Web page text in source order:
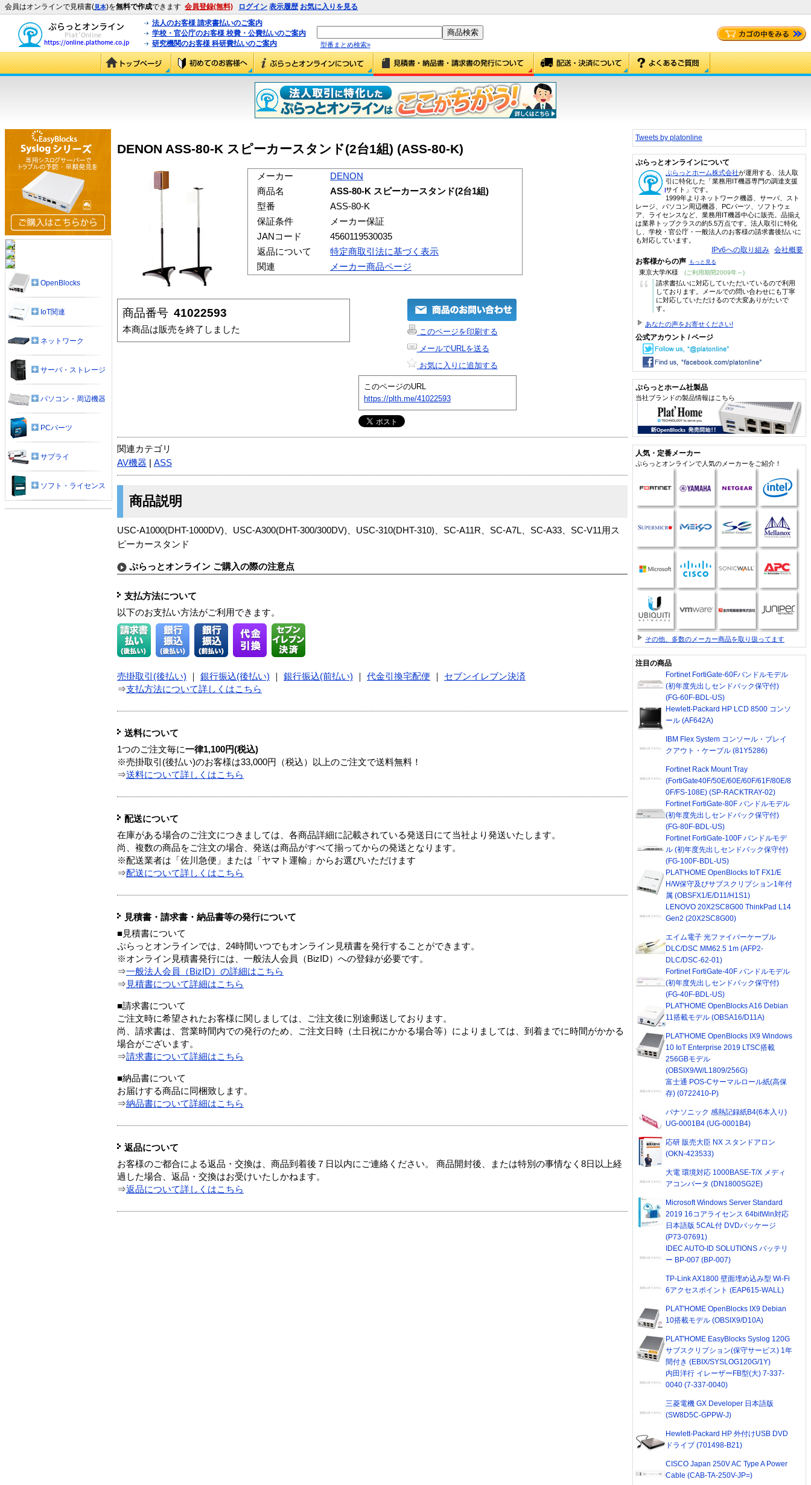
会員はオンラインで見積書(見本)を無料で作成できます 会員登録(無料) ログイン 表示履歴 お気に入りを見る
法人のお客様 請求書払いのご案内
学校・官公庁のお客様 校費・公費払いのご案内
研究機関のお客様 科研費払いのご案内
型番まとめ検索»
DENON ASS-80-K スピーカースタンド(2台1組) (ASS-80-K)
メーカー
DENON
商品名
ASS-80-K スピーカースタンド(2台1組)
型番
ASS-80-K
保証条件
メーカー保証
JANコード
4560119530035
返品について
特定商取引法に基づく表示
関連
メーカー商品ページ
商品番号 41022593
本商品は販売を終了しました
このページを印刷する
メールでURLを送る
お気に入りに追加する
このページのURL
https://plth.me/41022593
関連カテゴリ
AV機器
ASS
商品説明
USC-A1000(DHT-1000DV)、USC-A300(DHT-300/300DV)、USC-310(DHT-310)、SC-A11R、SC-A7L、SC-A33、SC-V11用ス
ピーカースタンド
ぷらっとオンライン ご購入の際の注意点
支払方法について
以下のお支払い方法がご利用できます。
売掛取引(後払い) 銀行振込(後払い) 銀行振込(前払い) 代金引換宅配便
セブンイレブン決済
⇒支払方法について詳しくはこちら
送料について
1つのご注文毎に一律1,100円(税込)
※売掛取引(後払い)のお客様は33,000円（税込）以上のご注文で送料無料！
⇒送料について詳しくはこちら
配送について
在庫がある場合のご注文につきましては、各商品詳細に記載されている発送日にて当社より発送いたします。
尚、複数の商品をご注文の場合、発送は商品がすべて揃ってからの発送となります。
※配送業者は「佐川急便」または「ヤマト運輸」からお選びいただけます
⇒配送について詳しくはこちら
見積書・請求書・納品書等の発行について
■見積書について
ぷらっとオンラインでは、24時間いつでもオンライン見積書を発行することができます。
※オンライン見積書発行には、一般法人会員（BizID）への登録が必要です。
⇒一般法人会員（BizID）の詳細はこちら
⇒ 見積書について詳細はこちら
■請求書について
ご注文時に希望されたお客様に関しましては、ご注文後に別途郵送しております。
尚、請求書は、営業時間内での発行のため、ご注文日時（土日祝にかかる場合等）によりましては、到着までに時間がかかる
場合がございます。
⇒請求書について詳細はこちら
■納品書について
お届けする商品に同梱致します。
⇒納品書について詳細はこちら
返品について
お客様のご都合による返品・交換は、商品到着後７日以内にご連絡ください。 商品開封後、または特別の事情なく8日以上経
過した場合、返品・交換はお受けいたしかねます。
⇒返品について詳しくはこちら
OpenBlocks
IoT関連
ネットワーク
サーバ・ストレージ
パソコン・周辺機器
PCパーツ
サプライ
ソフト・ライセンス
Tweets by platonline
ぷらっとオンラインについて
ぷらっとホーム株式会社が運用する、法人取
引に特化した「業務用IT機器専門の調達支援
サイト」です。
1999年よりネットワーク機器、サーバ、スト
レージ、パソコン周辺機器、PCパーツ、ソフトウェ
ア、ライセンスなど、業務用IT機器中心に販売。品揃え
は業界トップクラスの約5.5万点です。法人取引に特化
し、学校・官公庁・一般法人のお客様の請求書後払いに
も対応しています。
IPv6への取り組み 会社概要
お客様からの声 もっと見る
東京大学/K様 (ご利用期間2009年～)
“
請求書払いに対応していただいているので利用
しております。メールでの問い合わせにも丁寧
に対応していただけるので大変ありがたいで
す。
あなたの声をお寄せください!
公式アカウント / ページ
ぷらっとホーム社製品
当社ブランドの製品情報はこちら
人気・定番メーカー
ぷらっとオンラインで人気のメーカーをご紹介！
その他、多数のメーカー商品を取り扱ってます
注目の商品
Fortinet FortiGate-60Fバンドルモデル
(初年度先出しセンドバック保守付)
(FG-60F-BDL-US)
Hewlett-Packard HP LCD 8500 コンソ
ール (AF642A)
IBM Flex System コンソール・ブレイ
クアウト・ケーブル (81Y5286)
Fortinet Rack Mount Tray
(FortiGate40F/50E/60E/60F/61F/80E/8
0F/FS-108E) (SP-RACKTRAY-02)
Fortinet FortiGate-80F バンドルモデル
(初年度先出しセンドバック保守付)
(FG-80F-BDL-US)
Fortinet FortiGate-100F バンドルモデ
ル (初年度先出しセンドバック保守付)
(FG-100F-BDL-US)
PLAT'HOME OpenBlocks IoT FX1/E
H/W保守及びサブスクリプション1年付
属 (OBSFX1/E/D11/H1S1)
LENOVO 20X2SC8G00 ThinkPad L14
Gen2 (20X2SC8G00)
エイム電子 光ファイバーケーブル
DLC/DSC MM62.5 1m (AFP2-
DLC/DSC-62-01)
Fortinet FortiGate-40F バンドルモデル
(初年度先出しセンドバック保守付)
(FG-40F-BDL-US)
PLAT'HOME OpenBlocks A16 Debian
11搭載モデル (OBSA16/D11A)
PLAT'HOME OpenBlocks IX9 Windows
10 IoT Enterprise 2019 LTSC搭載
256GBモデル
(OBSIX9/W/L1809/256G)
富士通 POS-Cサーマルロール紙(高保
存) (0722410-P)
パナソニック 感熱記録紙B4(6本入り)
UG-0001B4 (UG-0001B4)
応研 販売大臣 NX スタンドアロン
(OKN-423533)
大電 環境対応 1000BASE-T/X メディ
アコンバータ (DN1800SG2E)
Microsoft Windows Server Standard
2019 16コアライセンス 64bitWin対応
日本語版 5CAL付 DVDパッケージ
(P73-07691)
IDEC AUTO-ID SOLUTIONS バッテリ
ー BP-007 (BP-007)
TP-Link AX1800 壁面埋め込み型 Wi-Fi
6アクセスポイント (EAP615-WALL)
PLAT'HOME OpenBlocks IX9 Debian
10搭載モデル (OBSIX9/D10A)
PLAT'HOME EasyBlocks Syslog 120G
サブスクリプション(保守サービス) 1年
間付き (EBIX/SYSLOG120G/1Y)
内田洋行 イレーザーFB型(大) 7-337-
0040 (7-337-0040)
三菱電機 GX Developer 日本語版
(SW8D5C-GPPW-J)
Hewlett-Packard HP 外付けUSB DVD
ドライブ (701498-B21)
CISCO Japan 250V AC Type A Power
Cable (CAB-TA-250V-JP=)